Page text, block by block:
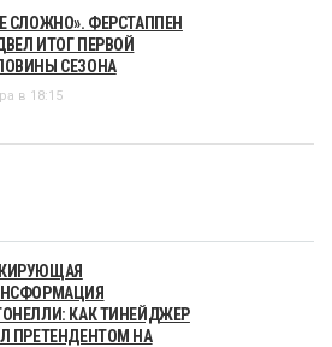
СЛОЖНО». ФЕРСТАППЕН
ИТОГ ПЕРВОЙ
СЕЗОНА
в 18:15
КАК ТИНЕЙДЖЕР
ПРЕТЕНДЕНТОМ НА